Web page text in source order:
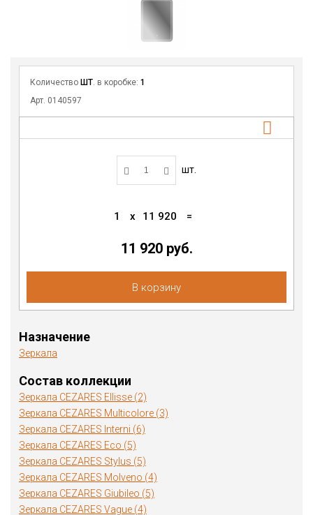
Количество ШТ . в коробке: 1
Арт. 0140597
шт.
1 x 11 920 =
11 920 руб.
В корзину
Назначение
Зеркала
Состав коллекции
Зеркала CEZARES Ellisse (2)
Зеркала CEZARES Multicolore (3)
Зеркала CEZARES Interni (6)
Зеркала CEZARES Eco (5)
Зеркала CEZARES Stylus (5)
Зеркала CEZARES Molveno (4)
Зеркала CEZARES Giubileo (5)
Зеркала CEZARES Vague (4)